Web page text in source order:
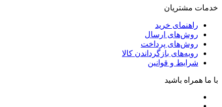
خدمات مشتریان
راهنمای خرید
روش‌های ارسال
روش‌های پرداخت
رویه‌های بازگرداندن کالا
شرایط و قوانین
با ما همراه باشید